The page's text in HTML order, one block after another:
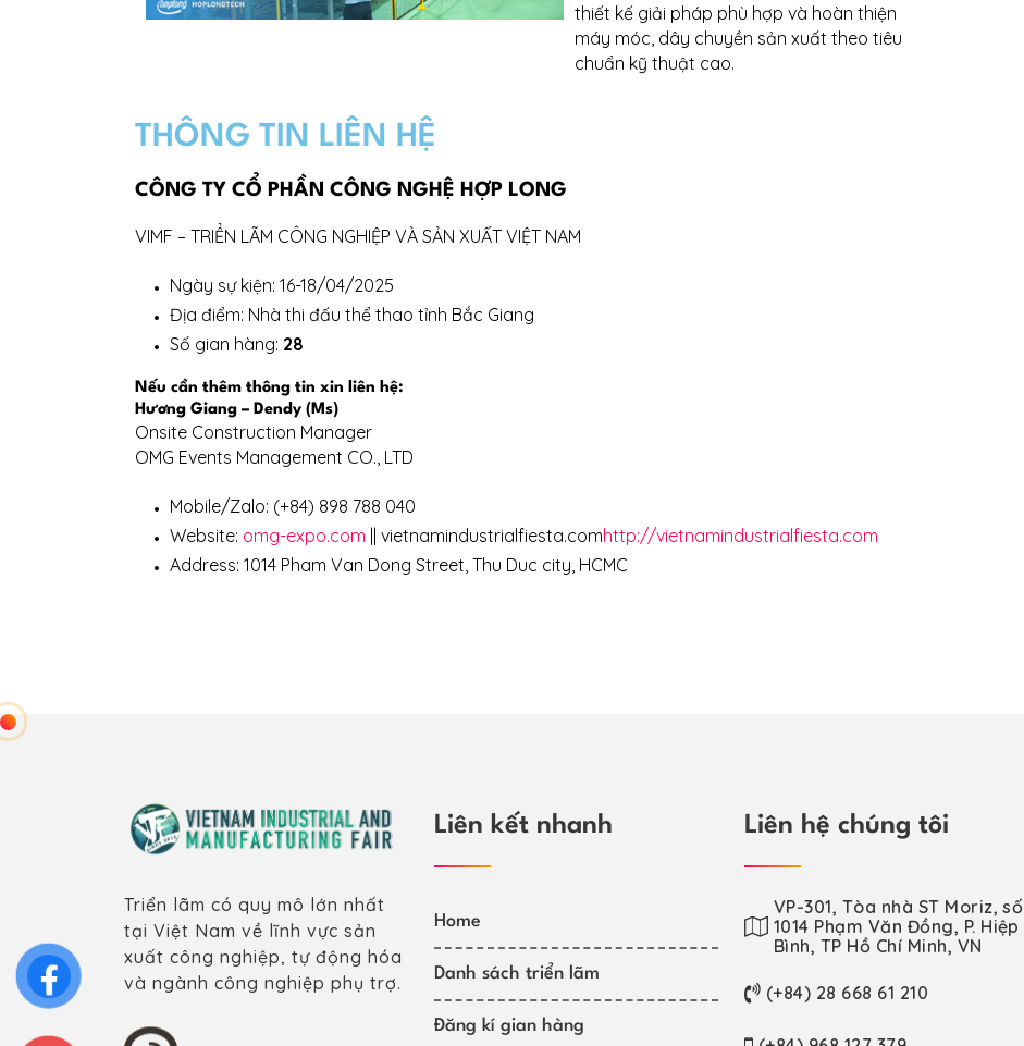
thiết kế giải pháp phù hợp và hoàn thiện
máy móc, dây chuyền sản xuất theo tiêu
chuẩn kỹ thuật cao.
THÔNG TIN LIÊN HỆ
CÔNG TY CỔ PHẦN CÔNG NGHỆ HỢP LONG
VIMF – TRIỂN LÃM CÔNG NGHIỆP VÀ SẢN XUẤT VIỆT NAM
Ngày sự kiện: 16-18/04/2025
Địa điểm: Nhà thi đấu thể thao tỉnh Bắc Giang
Số gian hàng: 28
Nếu cần thêm thông tin xin liên hệ:
Hương Giang – Dendy (Ms)
Onsite Construction Manager
OMG Events Management CO., LTD
Mobile/Zalo: (+84) 898 788 040
Website: omg-expo.com || vietnamindustrialfiesta.comhttp://vietnamindustrialfiesta.com
Address: 1014 Pham Van Dong Street, Thu Duc city, HCMC
Triển lãm có quy mô lớn nhất
tại Việt Nam về lĩnh vực sản
xuất công nghiệp, tự động hóa
và ngành công nghiệp phụ trợ.
Liên kết nhanh
Home
Danh sách triển lãm
Đăng kí gian hàng
Liên hệ chúng tôi
VP-301, Tòa nhà ST Moriz, số
1014 Phạm Văn Đồng, P. Hiệp
Bình, TP Hồ Chí Minh, VN
(+84) 28 668 61 210